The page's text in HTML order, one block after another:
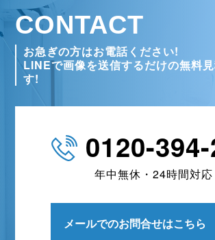
CONTACT
お急ぎの方はお電話ください!
LINEで画像を送信するだけの無料
す!
0120-
年中無休・24時間対応
メールでのお問合せはこちら